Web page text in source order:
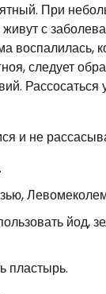
При
с
воспалилась,
следует
и не
йод,
пластырь.